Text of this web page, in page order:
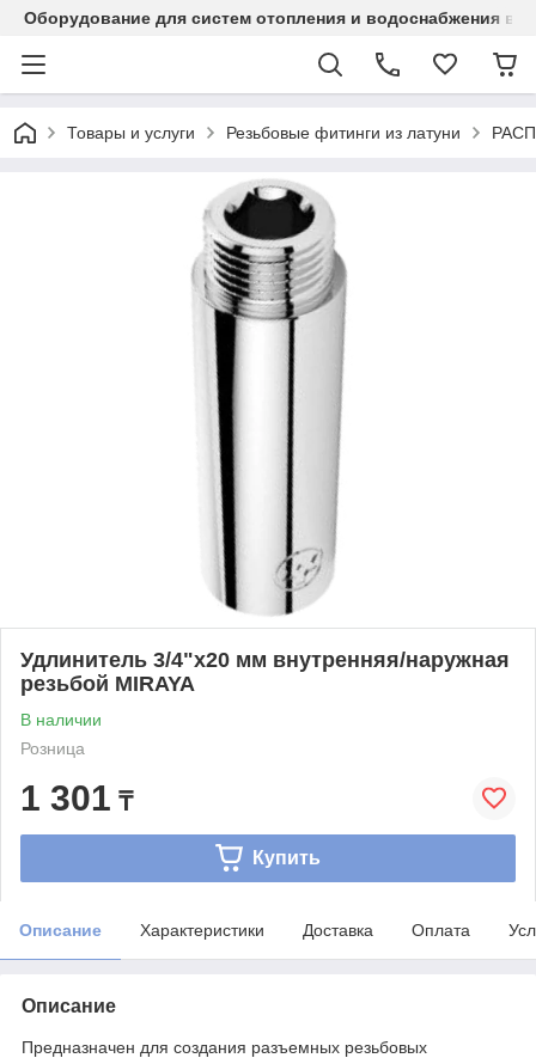
Оборудование для систем отопления и водоснабжения в
Товары и услуги Резьбовые фитинги из латуни
Удлинитель 3/4"х20 мм внутренняя/наружная
резьбой MIRAYA
В наличии
Розница
1 301 ₸
Купить
Описание Характеристики Доставка Оплата
Описание
Предназначен для создания разъемных резьбовых